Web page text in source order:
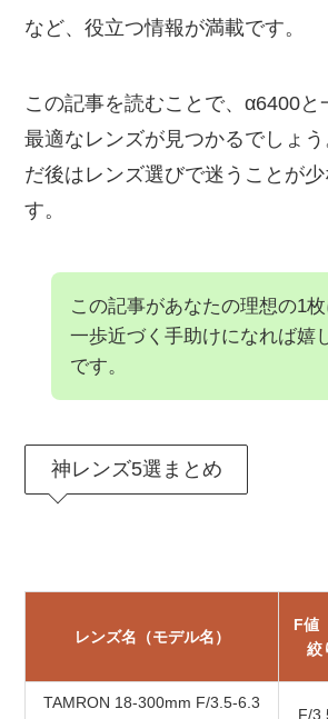
など、役立つ情報が満載です。
この記事を読むことで、α6400と
最適なレンズが見つかるでしょ
だ後はレンズ選びで迷うことが
す。
この記事があなたの理想の1枚
一歩近づく手助けになれば嬉
です。
神レンズ5選まとめ
レンズ名（モデル名）
F値
絞
TAMRON 18-300mm F/3.5-6.3
F/